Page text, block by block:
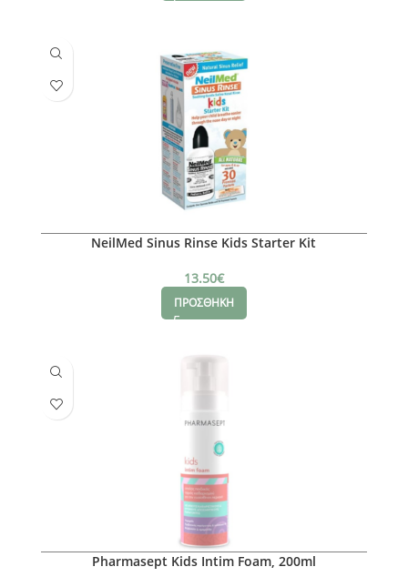
NeilMed Sinus Rinse Kids Starter Kit
13.50€
ΠΡΟΣΘΗΚΗ
Pharmasept Kids Intim Foam, 200ml